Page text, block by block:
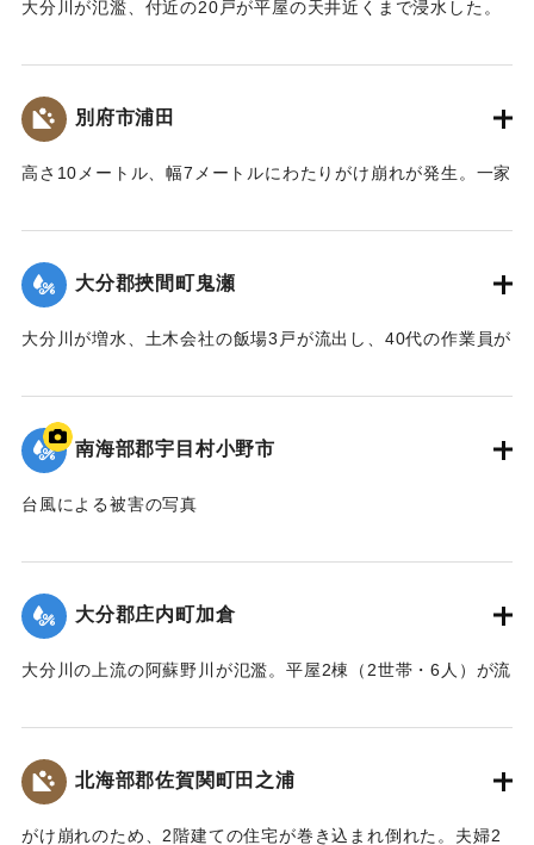
大分川が氾濫、付近の20戸が平屋の天井近くまで浸水した。
出作業が行われた。
【出典：大分合同新聞 1957年9月7日夕刊3面】
｜固有コード: 00635025
別府市浦田
高さ10メートル、幅7メートルにわたりがけ崩れが発生。一家
埋めになったが、消防団や警察により救出された。50代の男
性が右足を骨折した。
【出典：大分合同新聞 1957年9月7日夕刊3面】
大分郡挾間町鬼瀬
大分川が増水、土木会社の飯場3戸が流出し、40代の作業員が
｜固有コード:
南海部郡宇目村小野市
台風による被害の写真
｜固有コード:00635020
大分郡庄内町加倉
大分川の上流の阿蘇野川が氾濫。平屋2棟（2世帯・6人）が流
60代の男性が大分市春日浦で遺体となって発見された。
【出典：大分合同新聞 1957年9月8日朝刊3面】
｜固有コード: 00635021
北海部郡佐賀関町田之浦
がけ崩れのため、2階建ての住宅が巻き込まれ倒れた。夫婦2